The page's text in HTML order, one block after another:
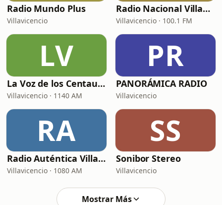
Radio Mundo Plus
Villavicencio
Radio Nacional Villavicencio
Villavicencio · 100.1 FM
LV
La Voz de los Centauros
Villavicencio · 1140 AM
PR
PANORÁMICA RADIO
Villavicencio
RA
Radio Auténtica Villavicencio
Villavicencio · 1080 AM
SS
Sonibor Stereo
Villavicencio
Mostrar Más